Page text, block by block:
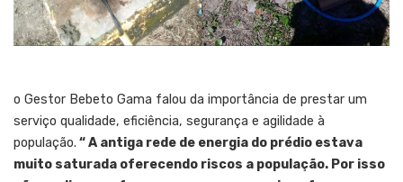
o Gestor Bebeto Gama falou da importância de prestar um
serviço qualidade, eficiência, segurança e agilidade à
população. “ A antiga rede de energia do prédio estava
muito saturada oferecendo riscos a população. Por isso